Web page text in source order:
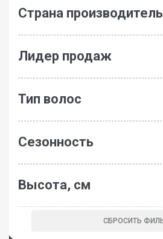
Страна производитель
Лидер продаж
Тип волос
Сезонность
Высота, см